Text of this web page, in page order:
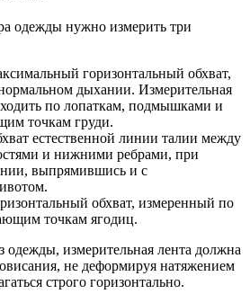
одежды нужно измерить три
горизонтальный обхват,
дыхании. Измерительная
по лопаткам, подмышками и
точкам груди.
естественной линии талии между
и нижними ребрами, при
выпрямившись и с
обхват, измеренный по
точкам ягодиц.
одежды, измерительная лента должна
не деформируя натяжением
строго горизонтально.